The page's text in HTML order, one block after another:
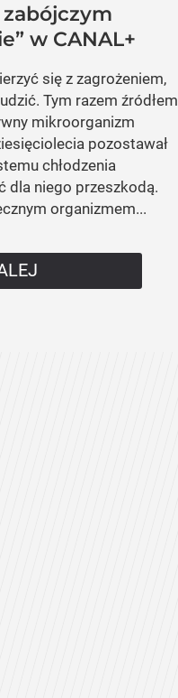
w CANAL+
się z zagrożeniem,
Tym razem źródłem
mikroorganizm
pozostawał
chłodzenia
dla niego przeszkodą.
organizmem...